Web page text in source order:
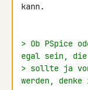
kann.
> Ob PSpice
egal sein, die
> sollte ja von
werden,